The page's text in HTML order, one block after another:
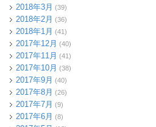
2018年3月 (39)
2018年2月 (36)
2018年1月 (41)
2017年12月 (40)
2017年11月 (41)
2017年10月 (38)
2017年9月 (40)
2017年8月 (26)
2017年7月 (9)
2017年6月 (8)